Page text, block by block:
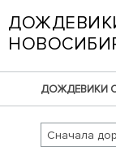
ДОЖДЕВИКИ